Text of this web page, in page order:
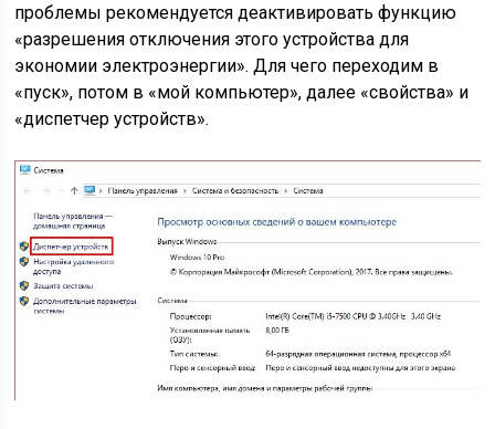
проблемы рекомендуется деактивировать функцию
«разрешения отключения этого устройства для
экономии электроэнергии». Для чего переходим в
«пуск», потом в «мой компьютер», далее «свойства» и
«диспетчер устройств».